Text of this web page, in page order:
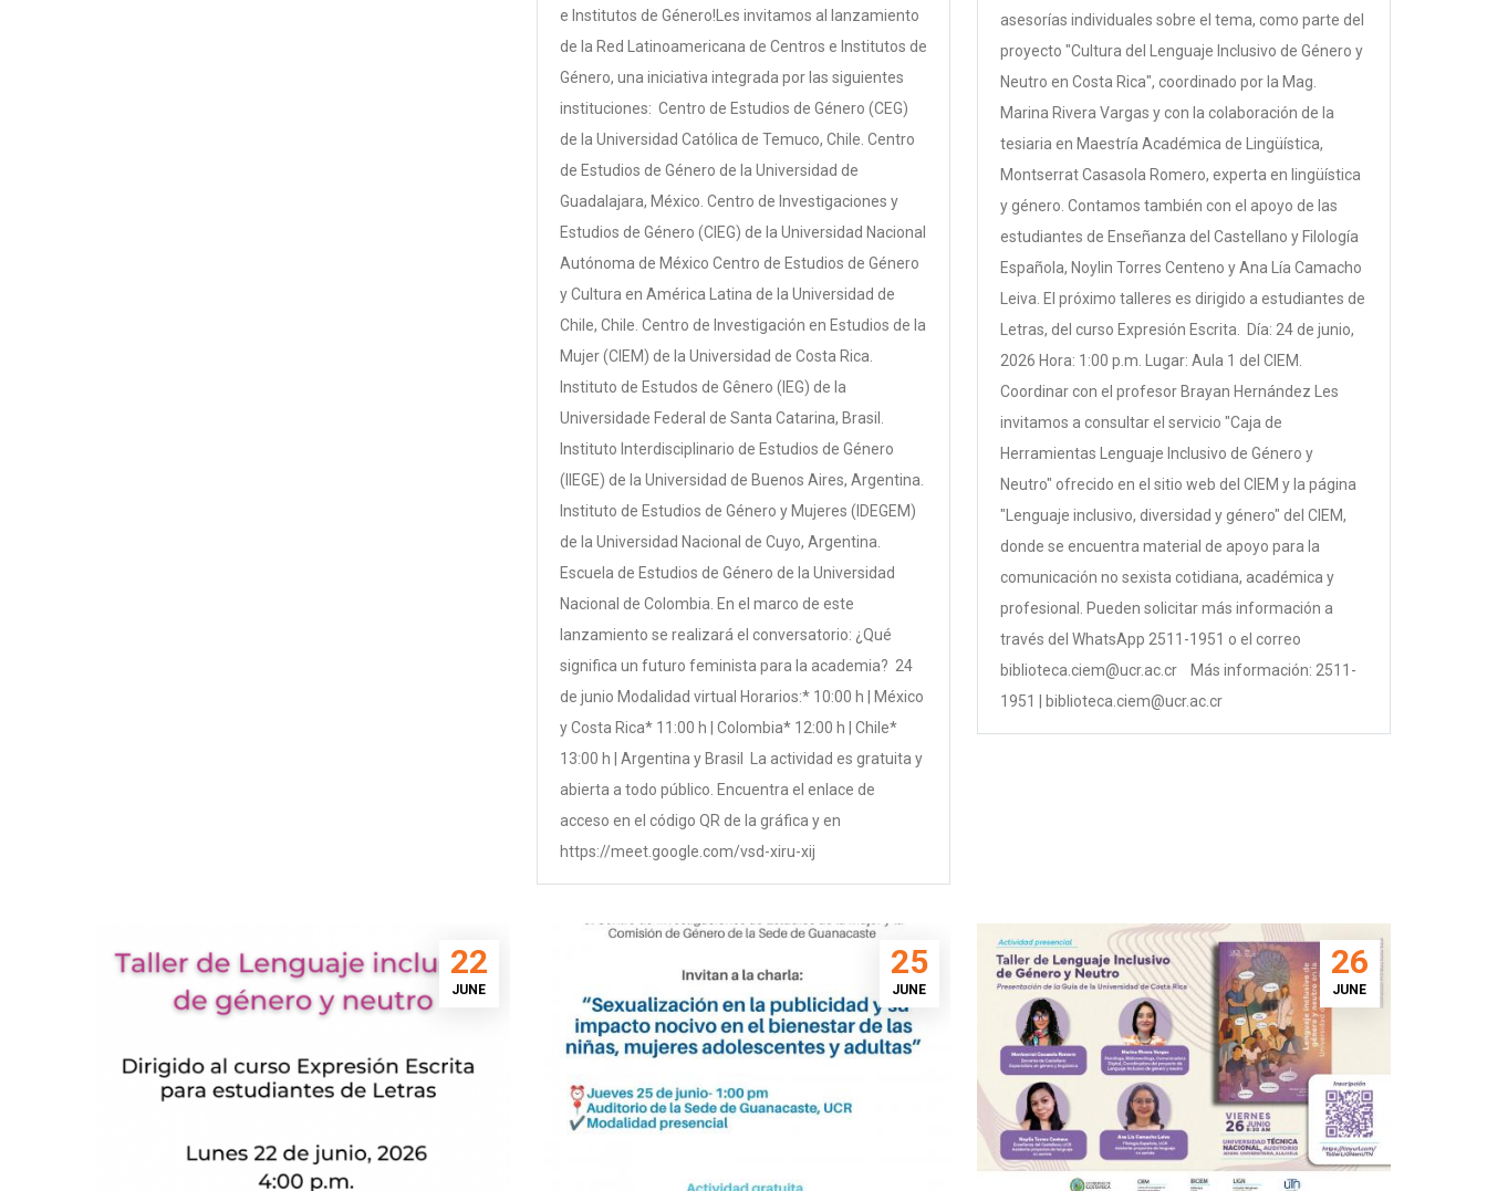
e Institutos de Género!Les invitamos al lanzamiento
de la Red Latinoamericana de Centros e Institutos de
Género, una iniciativa integrada por las siguientes
instituciones: Centro de Estudios de Género (CEG)
de la Universidad Católica de Temuco, Chile. Centro
de Estudios de Género de la Universidad de
Guadalajara, México. Centro de Investigaciones y
Estudios de Género (CIEG) de la Universidad Nacional
Autónoma de México Centro de Estudios de Género
y Cultura en América Latina de la Universidad de
Chile, Chile. Centro de Investigación en Estudios de la
Mujer (CIEM) de la Universidad de Costa Rica.
Instituto de Estudos de Gênero (IEG) de la
Universidade Federal de Santa Catarina, Brasil.
Instituto Interdisciplinario de Estudios de Género
(IIEGE) de la Universidad de Buenos Aires, Argentina.
Instituto de Estudios de Género y Mujeres (IDEGEM)
de la Universidad Nacional de Cuyo, Argentina.
Escuela de Estudios de Género de la Universidad
Nacional de Colombia. En el marco de este
lanzamiento se realizará el conversatorio: ¿Qué
significa un futuro feminista para la academia? 24
de junio Modalidad virtual Horarios:* 10:00 h | México
y Costa Rica* 11:00 h | Colombia* 12:00 h | Chile*
13:00 h | Argentina y Brasil La actividad es gratuita y
abierta a todo público. Encuentra el enlace de
acceso en el código QR de la gráfica y en
https://meet.google.com/vsd-xiru-xij
asesorías individuales sobre el tema, como parte del
proyecto "Cultura del Lenguaje Inclusivo de Género y
Neutro en Costa Rica", coordinado por la Mag.
Marina Rivera Vargas y con la colaboración de la
tesiaria en Maestría Académica de Lingüística,
Montserrat Casasola Romero, experta en lingüística
y género. Contamos también con el apoyo de las
estudiantes de Enseñanza del Castellano y Filología
Española, Noylin Torres Centeno y Ana Lía Camacho
Leiva. El próximo talleres es dirigido a estudiantes de
Letras, del curso Expresión Escrita. Día: 24 de junio,
2026 Hora: 1:00 p.m. Lugar: Aula 1 del CIEM.
Coordinar con el profesor Brayan Hernández Les
invitamos a consultar el servicio "Caja de
Herramientas Lenguaje Inclusivo de Género y
Neutro" ofrecido en el sitio web del CIEM y la página
"Lenguaje inclusivo, diversidad y género" del CIEM,
donde se encuentra material de apoyo para la
comunicación no sexista cotidiana, académica y
profesional. Pueden solicitar más información a
través del WhatsApp 2511-1951 o el correo
biblioteca.ciem@ucr.ac.cr Más información: 2511-
1951 | biblioteca.ciem@ucr.ac.cr
22
JUNE
25
JUNE
26
JUNE